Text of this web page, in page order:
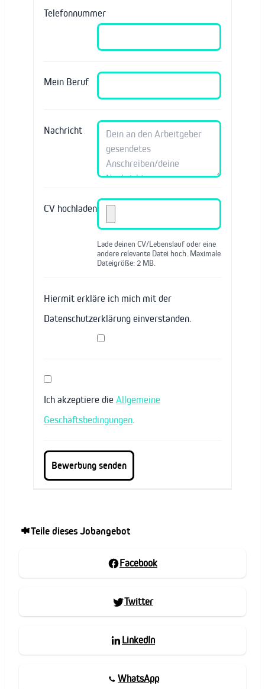
Telefonnummer
Mein Beruf
Nachricht
CV hochladen
Lade deinen CV/Lebenslauf oder eine
andere relevante Datei hoch. Maximale
Dateigröße: 2 MB.
Hiermit erkläre ich mich mit der
Datenschutzerklärung einverstanden.
Ich akzeptiere die Allgemeine
Geschäftsbedingungen.
Teile dieses Jobangebot
Facebook
Twitter
LinkedIn
WhatsApp